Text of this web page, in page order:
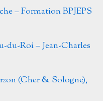
– Formation BPJEPS
du-Roi – Jean-Charles
(Cher & Sologne),